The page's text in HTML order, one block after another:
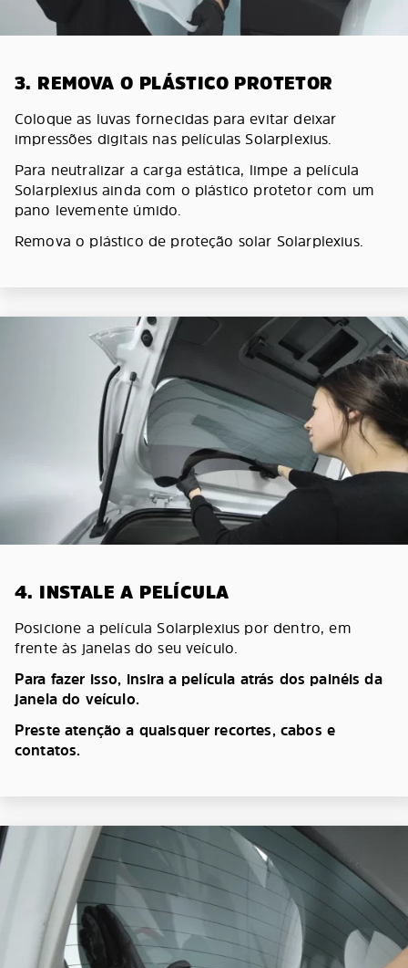
3. REMOVA O PLÁSTICO PROTETOR
Coloque as luvas fornecidas para evitar deixar
impressões digitais nas películas Solarplexius.
Para neutralizar a carga estática, limpe a película
Solarplexius ainda com o plástico protetor com um
pano levemente úmido.
Remova o plástico de proteção solar Solarplexius.
4. INSTALE A PELÍCULA
Posicione a película Solarplexius por dentro, em
frente às janelas do seu veículo.
Para fazer isso, insira a película atrás dos painéis da
janela do veículo.
Preste atenção a quaisquer recortes, cabos e
contatos.